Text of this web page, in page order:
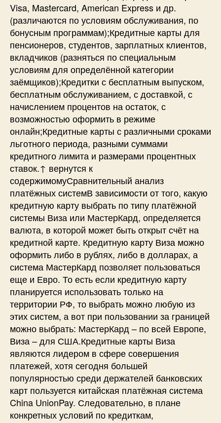
Visa, Mastercard, American Express и др.
(различаются по условиям обслуживания, по
бонусным программам);Кредитные карты для
пенсионеров, студентов, зарплатных клиентов,
вкладчиков (разняться по специальным
условиям для определённой категории
заёмщиков);Кредитки с бесплатным выпуском,
бесплатным обслуживанием, с доставкой, с
начислением процентов на остаток, с
возможностью оформить в режиме
онлайн;Кредитные карты с различными сроками
льготного периода, разными суммами
кредитного лимита и размерами процентных
ставок.↑ вернутся к
содержимомуСравнительный анализ
платёжных системВ зависимости от того, какую
кредитную карту выбрать по типу платёжной
системы Виза или МастерКард, определяется
валюта, в которой может быть открыт счёт на
кредитной карте. Кредитную карту Виза можно
оформить либо в рублях, либо в долларах, а
система МастерКард позволяет пользоваться
еще и Евро. То есть если кредитную карту
планируется использовать только на
территории РФ, то выбрать можно любую из
этих систем, а вот при пользовании за границей
можно выбрать: МастерКард – по всей Европе,
Виза – для США.Кредитные карты Виза
являются лидером в сфере совершения
платежей, хотя сегодня большей
популярностью среди держателей банковских
карт пользуется китайская платёжная система
China UnionPay. Следовательно, в плане
конкретных условий по кредиткам,